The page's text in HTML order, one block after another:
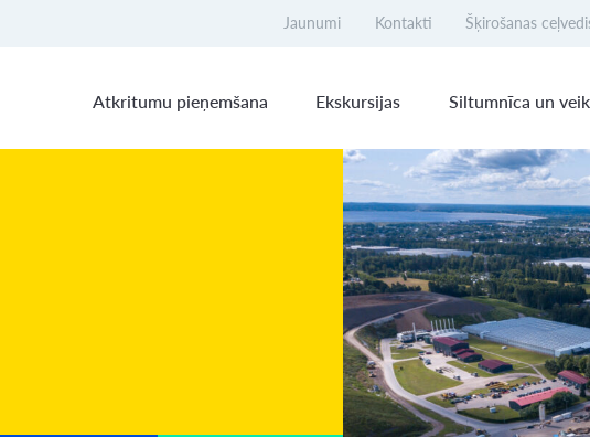
Jaunumi Kontakti Šķirošanas
Atkritumu pieņemšana Ekskursijas Siltumnīca un